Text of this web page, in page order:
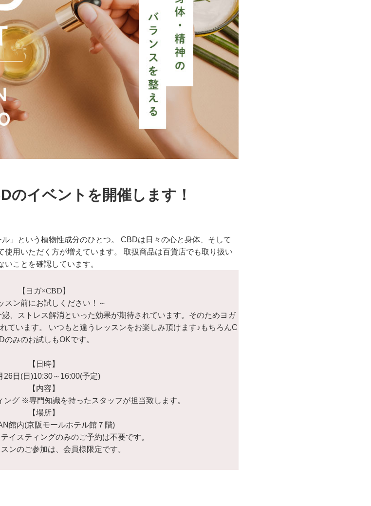
のイベントを開催します！
」という植物性成分のひとつ。 CBDは日々の心と身体、そして
用いただく方が増えています。 取扱商品は百貨店でも取り扱い
ことを確認しています。
【ヨガ×CBD】
スン前にお試しください！～
、ストレス解消といった効果が期待されています。そのためヨガ
ています。 いつもと違うレッスンをお楽しみ頂けます♪もちろんC
のみのお試しもOKです。
【日時】
26日(日)10:30～16:00(予定)
【内容】
グ ※専門知識を持ったスタッフが担当致します。
【場所】
館内(京阪モールホテル館７階)
イスティングのみのご予約は不要です。
ンのご参加は、会員様限定です。